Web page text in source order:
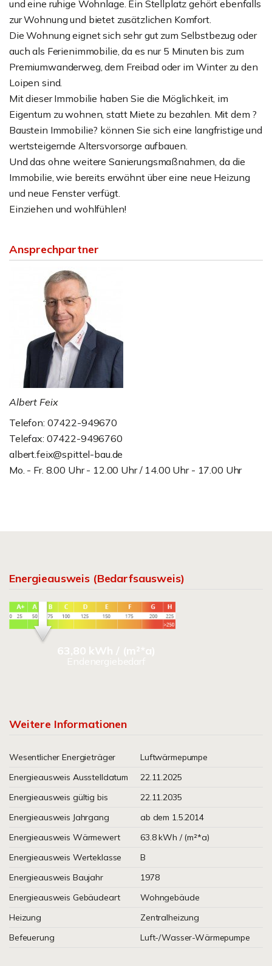
und eine ruhige Wohnlage. Ein Stellplatz gehört ebenfalls
zur Wohnung und bietet zusätzlichen Komfort.
Die Wohnung eignet sich sehr gut zum Selbstbezug oder
auch als Ferienimmobilie, da es nur 5 Minuten bis zum
Premiumwanderweg, dem Freibad oder im Winter zu den
Loipen sind.
Mit dieser Immobilie haben Sie die Möglichkeit, im
Eigentum zu wohnen, statt Miete zu bezahlen. Mit dem ?
Baustein Immobilie? können Sie sich eine langfristige und
wertsteigernde Altersvorsorge aufbauen.
Und das ohne weitere Sanierungsmaßnahmen, da die
Immobilie, wie bereits erwähnt über eine neue Heizung
und neue Fenster verfügt.
Einziehen und wohlfühlen!
Ansprechpartner
Albert Feix
Telefon: 07422-949670
Telefax: 07422-9496760
albert.feix@spittel-bau.de
Mo. - Fr. 8.00 Uhr - 12.00 Uhr / 14.00 Uhr - 17.00 Uhr
Energieausweis (Bedarfsausweis)
63,80 kWh / (m²*a)
Endenergiebedarf
Weitere Informationen
Wesentlicher Energieträger
Luftwärmepumpe
Energieausweis Ausstelldatum
22.11.2025
Energieausweis gültig bis
22.11.2035
Energieausweis Jahrgang
ab dem 1.5.2014
Energieausweis Wärmewert
63.8 kWh / (m²*a)
Energieausweis Werteklasse
B
Energieausweis Baujahr
1978
Energieausweis Gebäudeart
Wohngebäude
Heizung
Zentralheizung
Befeuerung
Luft-/Wasser-Wärmepumpe